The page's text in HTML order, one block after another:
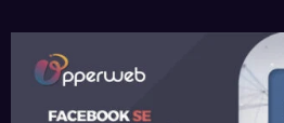
MARKETING